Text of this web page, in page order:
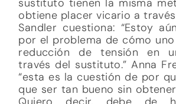
sustituto tienen la misma
obtiene placer vicario a
Sandler cuestiona: “Estoy
por el problema de cómo uno
reducción de tensión en
través del sustituto.” Anna
“esta es la cuestión de por
que ser tan bueno sin